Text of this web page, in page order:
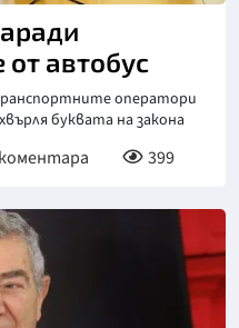
от автобус
оператори
буквата на закона
коментара 399